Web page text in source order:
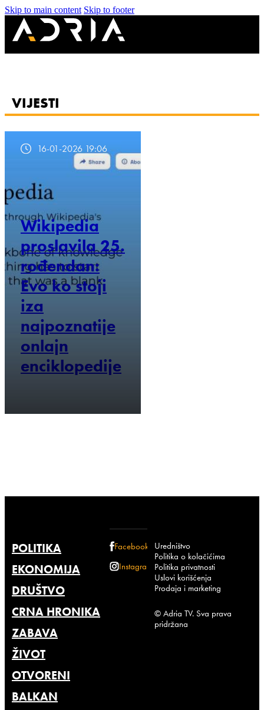
Skip to main content Skip to footer
VIJESTI
16-01-2026 19:06
Wikipedia
proslavila 25.
rođendan:
Evo ko stoji
iza
najpoznatije
onlajn
enciklopedije
POLITIKA
EKONOMIJA
DRUŠTVO
CRNA HRONIKA
ZABAVA
ŽIVOT
OTVORENI
BALKAN
Facebook
Instagram
Uredništvo
Politika o kolačićima
Politika privatnosti
Uslovi korišćenja
Prodaja i marketing
© Adria TV. Sva prava
pridržana